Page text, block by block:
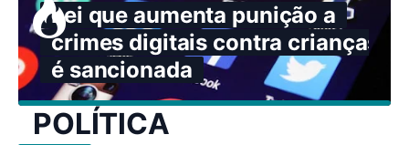
Lei que aumenta punição a
crimes digitais contra crianças
é sancionada
POLÍTICA